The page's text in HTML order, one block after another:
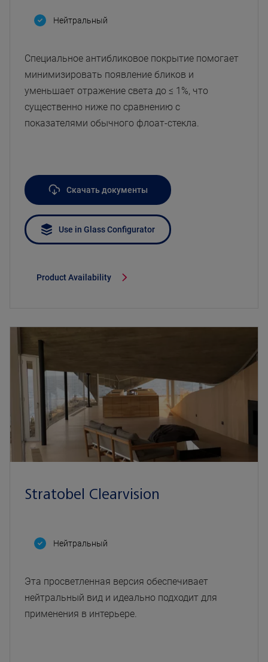
Нейтральный
Специальное антибликовое покрытие помогает
минимизировать появление бликов и
уменьшает отражение света до ≤ 1%, что
существенно ниже по сравнению с
показателями обычного флоат-стекла.
Скачать документы
Use in Glass Configurator
Product Availability
Stratobel Clearvision
Нейтральный
Эта просветленная версия обеспечивает
нейтральный вид и идеально подходит для
применения в интерьере.